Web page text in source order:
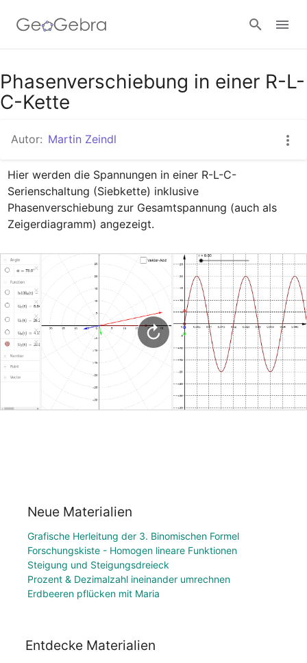
Google Classroom
Anmelden
Phasenverschiebung in einer R-L-
C-Kette
Autor: Martin Zeindl
Hier werden die Spannungen in einer R-L-C-
Serienschaltung (Siebkette) inklusive
Phasenverschiebung zur Gesamtspannung (auch als
Zeigerdiagramm) angezeigt.
Neue Materialien
Grafische Herleitung der 3. Binomischen Formel
Forschungskiste - Homogen lineare Funktionen
Steigung und Steigungsdreieck
Prozent & Dezimalzahl ineinander umrechnen
Erdbeeren pflücken mit Maria
Entdecke Materialien